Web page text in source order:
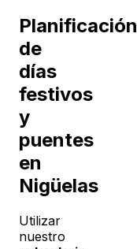
Planificación
de
días
festivos
y
puentes
en
Nigüelas
Utilizar
nuestro